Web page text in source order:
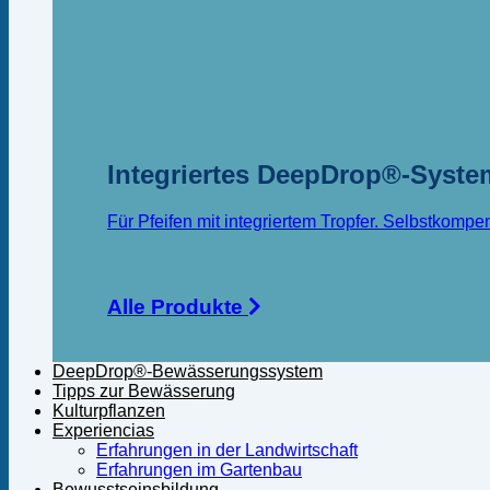
Integriertes DeepDrop®-
Für Pfeifen mit integriertem Tropfer.
Alle Produkte
DeepDrop®-Bewässerungssystem
Tipps zur Bewässerung
Kulturpflanzen
Experiencias
Erfahrungen in der Landwirtschaft
Erfahrungen im Gartenbau